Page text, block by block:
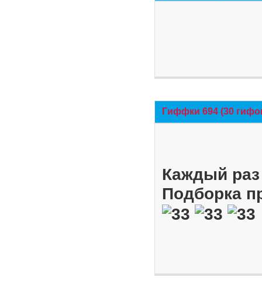
Гиффки 694 (30
Каждый
Подборка